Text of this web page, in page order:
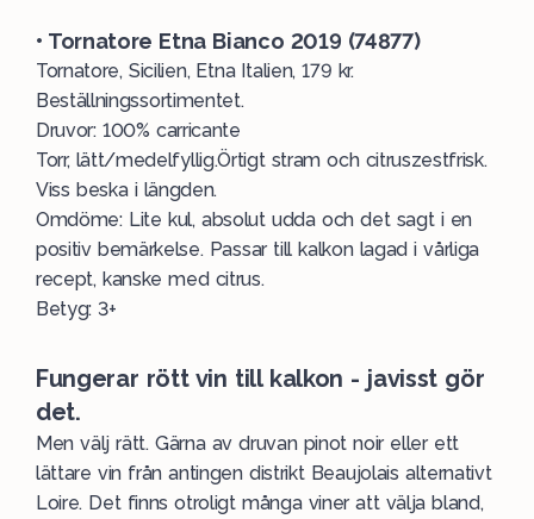
• Tornatore Etna Bianco 2019 (74877)
Tornatore, Sicilien, Etna Italien, 179 kr.
Beställningssortimentet.
Druvor: 100% carricante
Torr, lätt/medelfyllig.Örtigt stram och citruszestfrisk.
Viss beska i längden.
Omdöme: Lite kul, absolut udda och det sagt i en
positiv bemärkelse. Passar till kalkon lagad i vårliga
recept, kanske med citrus.
Betyg: 3+
Fungerar rött vin till kalkon - javisst gör
det.
Men välj rätt. Gärna av druvan pinot noir eller ett
lättare vin från antingen distrikt Beaujolais alternativt
Loire. Det finns otroligt många viner att välja bland,